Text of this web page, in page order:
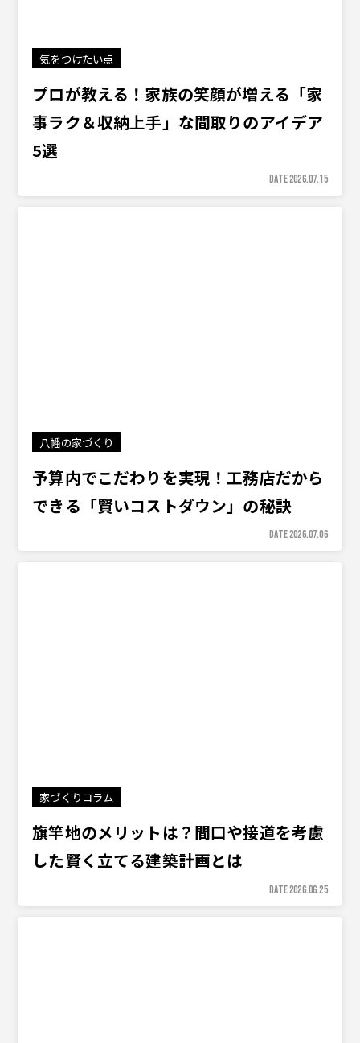
気をつけたい点
プロが教える！家族の笑顔が増える「家
事ラク＆収納上手」な間取りのアイデア
5選
DATE 2026.07.15
八幡の家づくり
予算内でこだわりを実現！工務店だから
できる「賢いコストダウン」の秘訣
DATE 2026.07.06
家づくりコラム
旗竿地のメリットは？間口や接道を考慮
した賢く立てる建築計画とは
DATE 2026.06.25